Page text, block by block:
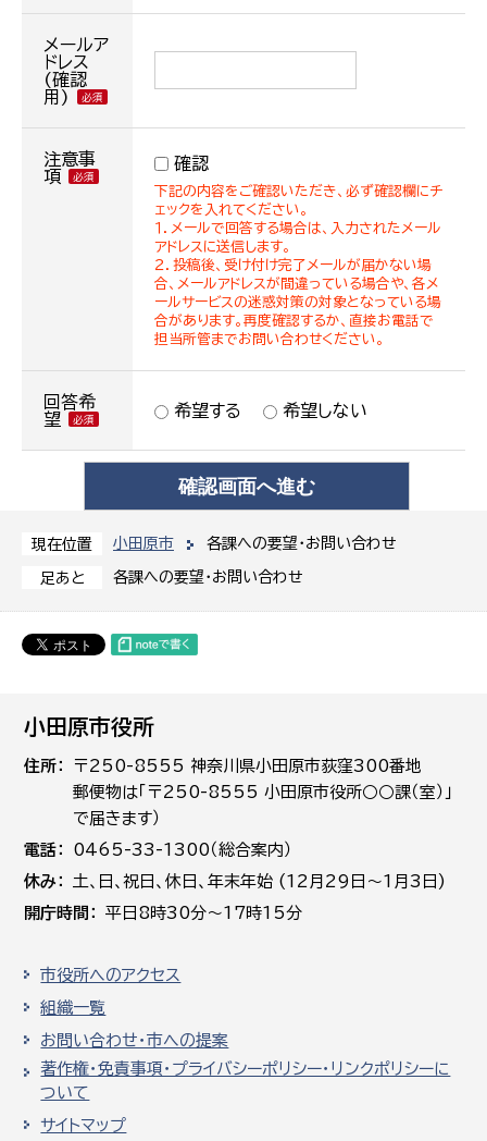
現在位置 小田原市 各課への要望・お問い合わせ
足あと 各課への要望・お問い合わせ
メールア
ドレス
(確認
用)
注意事
項
確認
下記の内容をご確認いただき、必ず確認欄にチ
ェックを入れてください。
１．メールで回答する場合は、入力されたメール
アドレスに送信します。
２．投稿後、受け付け完了メールが届かない場
合、メールアドレスが間違っている場合や、各メ
ールサービスの迷惑対策の対象となっている場
合があります。再度確認するか、直接お電話で
担当所管までお問い合わせください。
回答希
望
希望する 希望しない
小田原市役所
住所
〒250-8555 神奈川県小田原市荻窪300番地
郵便物は「〒250-8555 小田原市役所○○課（室）」
で届きます）
電話
0465-33-1300（総合案内）
休み
土､日､祝日、休日、年末年始 (12月29日～1月3日)
開庁時間
平日8時30分～17時15分
市役所へのアクセス
組織一覧
お問い合わせ・市への提案
著作権・免責事項・プライバシーポリシー・リンクポリシーに
ついて
サイトマップ